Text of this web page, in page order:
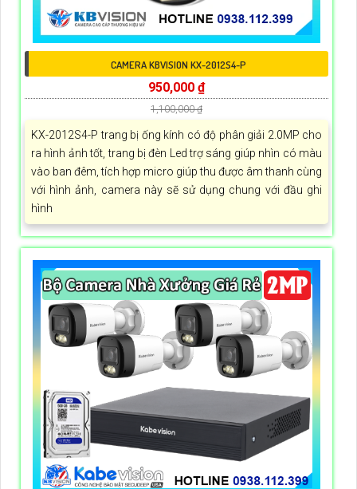
CAMERA KBVISION KX-2012S4-P
950,000 ₫
1,100,000 ₫
KX-2012S4-P trang bị ống kính có độ phân giải 2.0MP cho
ra hình ảnh tốt, trang bị đèn Led trợ sáng giúp nhìn có màu
vào ban đêm, tích hợp micro giúp thu được âm thanh cùng
với hình ảnh, camera này sẽ sử dụng chung với đầu ghi
hình